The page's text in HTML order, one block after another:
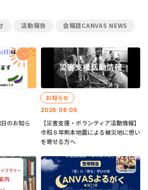
活動報告 会報誌CANVAS NEWS
のお知ら
2026.08.05
お知らせ
【災害支援・ボランティア活動情報】
令和８年熊本地震による被災地に想い
を寄せる方へ